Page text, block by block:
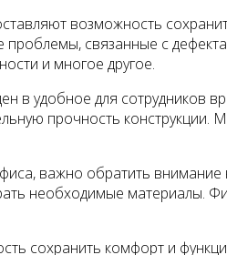
возможность
связанные с
и многое другое.
в удобное для сотрудников
прочность
важно обратить
необходимые материалы.
сохранить комфорт и